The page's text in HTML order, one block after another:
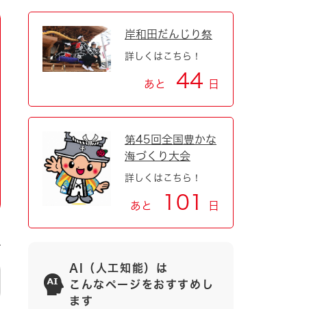
岸和田だんじり祭
詳しくはこちら！
あと 44 日
第45回全国豊かな
海づくり大会
詳しくはこちら！
あと 101 日
AI（人工知能）は
こんなページをおすすめし
ます